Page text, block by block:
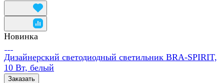
Новинка
Дизайнерский светодиодный светильник BRA-SPIRIT,
10 Вт, белый
Заказать